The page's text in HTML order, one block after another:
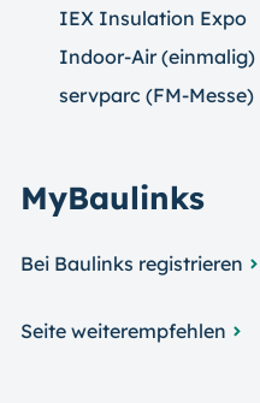
IEX Insulation Expo
Indoor-Air (einmalig)
servparc (FM-Messe)
MyBaulinks
Bei Baulinks registrieren
Seite weiterempfehlen